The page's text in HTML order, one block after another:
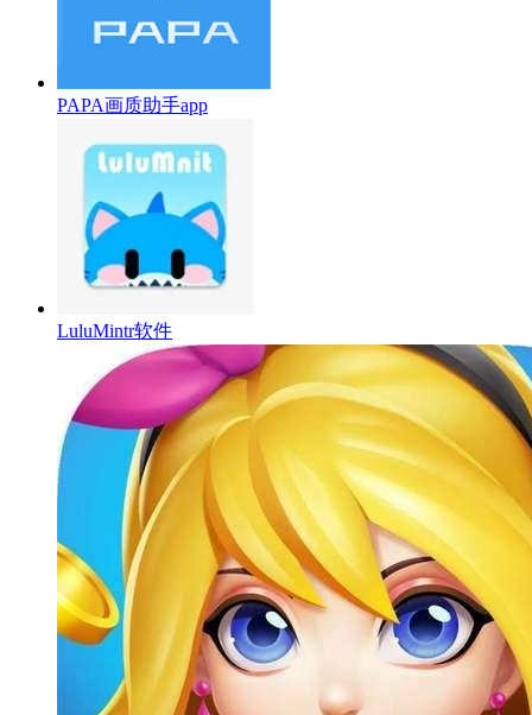
PAPA画质助手app
LuluMintr软件